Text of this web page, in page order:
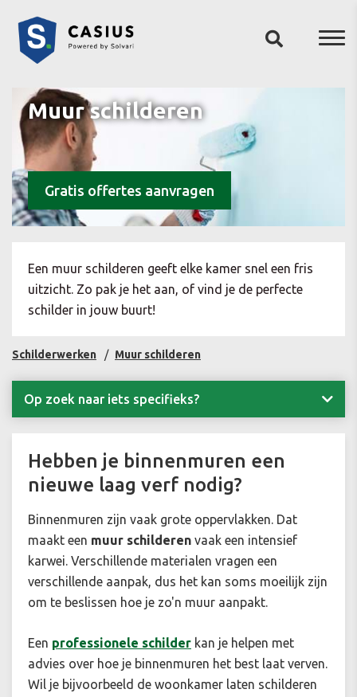
Muur schilderen
Gratis offertes aanvragen
Een muur schilderen geeft elke kamer snel een fris
uitzicht. Zo pak je het aan, of vind je de perfecte
schilder in jouw buurt!
Schilderwerken Muur schilderen
Op zoek naar iets specifieks?
Hebben je binnenmuren een
nieuwe laag verf nodig?
Binnenmuren zijn vaak grote oppervlakken. Dat
maakt een muur schilderen vaak een intensief
karwei. Verschillende materialen vragen een
verschillende aanpak, dus het kan soms moeilijk zijn
om te beslissen hoe je zo'n muur aanpakt.
Een professionele schilder kan je helpen met
advies over hoe je binnenmuren het best laat verven.
Wil je bijvoorbeeld de woonkamer laten schilderen